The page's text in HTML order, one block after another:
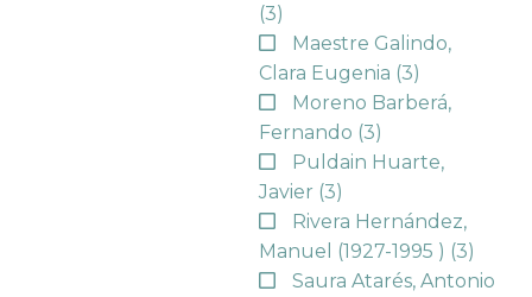
(3)
Maestre Galindo,
Clara Eugenia (3)
Moreno Barberá,
Fernando (3)
Puldain Huarte,
Javier (3)
Rivera Hernández,
Manuel (1927-1995 ) (3)
Saura Atarés, Antonio